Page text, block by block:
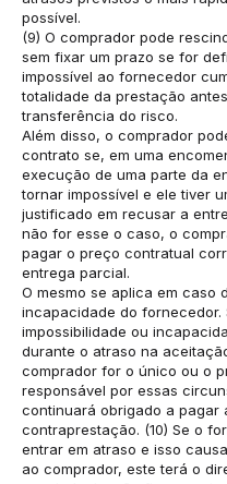
possível.
(9) O comprador pode
sem fixar um prazo se for
impossível ao fornecedor
totalidade da prestação
transferência do risco.
Além disso, o comprador
contrato se, em uma
execução de uma parte da
tornar impossível e ele tiver
justificado em recusar a
não for esse o caso, o
pagar o preço contratual
entrega parcial.
O mesmo se aplica em caso
incapacidade do fornecedor.
impossibilidade ou
durante o atraso na
comprador for o único ou o
responsável por essas
continuará obrigado a pagar
contraprestação. (10) Se o
entrar em atraso e isso
ao comprador, este terá o